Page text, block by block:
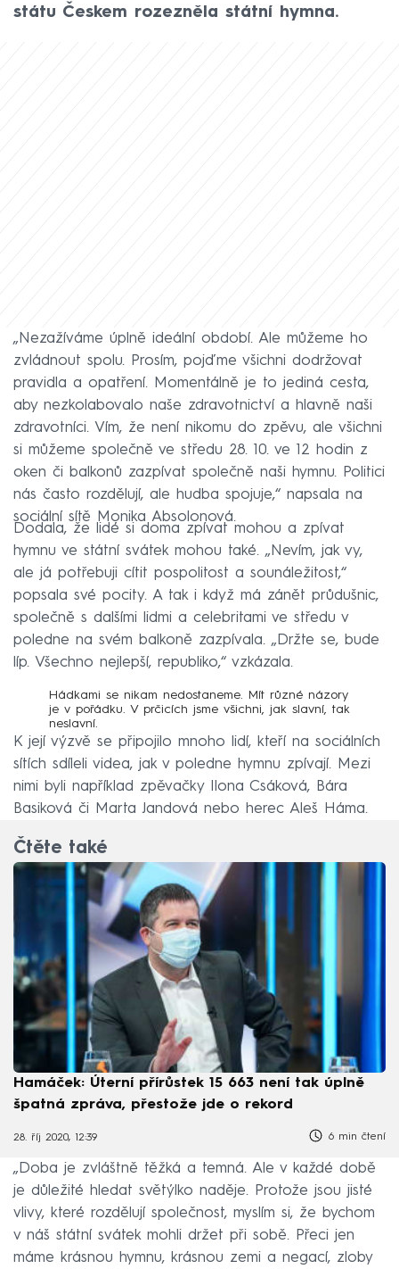
státu Českem rozezněla státní hymna.
„Nezažíváme úplně ideální období. Ale můžeme ho
zvládnout spolu. Prosím, pojďme všichni dodržovat
pravidla a opatření. Momentálně je to jediná cesta,
aby nezkolabovalo naše zdravotnictví a hlavně naši
zdravotníci. Vím, že není nikomu do zpěvu, ale všichni
si můžeme společně ve středu 28. 10. ve 12 hodin z
oken či balkonů zazpívat společně naši hymnu. Politici
nás často rozdělují, ale hudba spojuje,“ napsala na
sociální sítě Monika Absolonová.
Dodala, že lidé si doma zpívat mohou a zpívat
hymnu ve státní svátek mohou také. „Nevím, jak vy,
ale já potřebuji cítit pospolitost a sounáležitost,“
popsala své pocity. A tak i když má zánět průdušnic,
společně s dalšími lidmi a celebritami ve středu v
poledne na svém balkoně zazpívala. „Držte se, bude
líp. Všechno nejlepší, republiko,“ vzkázala.
Hádkami se nikam nedostaneme. Mít různé názory
je v pořádku. V prčicích jsme všichni, jak slavní, tak
neslavní.
K její výzvě se připojilo mnoho lidí, kteří na sociálních
sítích sdíleli videa, jak v poledne hymnu zpívají. Mezi
nimi byli například zpěvačky Ilona Csáková, Bára
Basiková či Marta Jandová nebo herec Aleš Háma.
Čtěte také
Hamáček: Úterní přírůstek 15 663 není tak úplně
špatná zpráva, přestože jde o rekord
28. říj 2020, 12:39 6 min čtení
„Doba je zvláštně těžká a temná. Ale v každé době
je důležité hledat světýlko naděje. Protože jsou jisté
vlivy, které rozdělují společnost, myslím si, že bychom
v náš státní svátek mohli držet při sobě. Přeci jen
máme krásnou hymnu, krásnou zemi a negací, zloby